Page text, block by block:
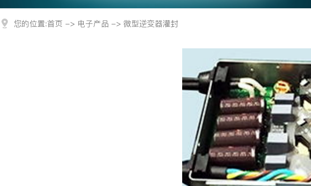
您的位置:首页 -> 电子产品 -> 微型逆变器灌封